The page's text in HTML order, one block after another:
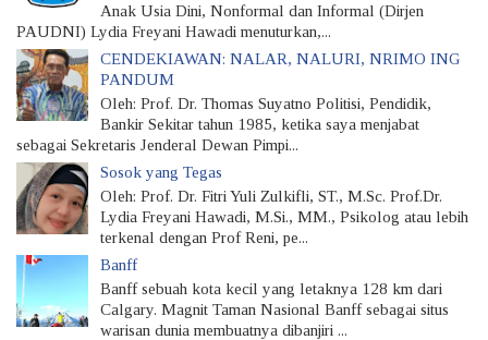
Anak Usia Dini, Nonformal dan Informal (Dirjen
PAUDNI) Lydia Freyani Hawadi menuturkan,...
CENDEKIAWAN: NALAR, NALURI, NRIMO ING
PANDUM
Oleh: Prof. Dr. Thomas Suyatno Politisi, Pendidik,
Bankir Sekitar tahun 1985, ketika saya menjabat
sebagai Sekretaris Jenderal Dewan Pimpi...
Sosok yang Tegas
Oleh: Prof. Dr. Fitri Yuli Zulkifli, ST., M.Sc. Prof.Dr.
Lydia Freyani Hawadi, M.Si., MM., Psikolog atau lebih
terkenal dengan Prof Reni, pe...
Banff
Banff sebuah kota kecil yang letaknya 128 km dari
Calgary. Magnit Taman Nasional Banff sebagai situs
warisan dunia membuatnya dibanjiri ...